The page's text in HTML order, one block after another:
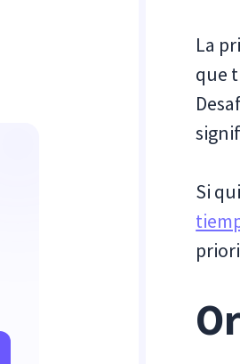
La
que
Si